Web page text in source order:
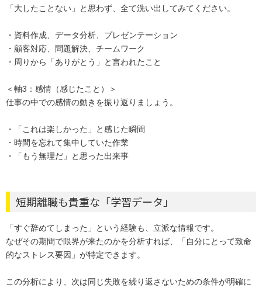
「大したことない」と思わず、全て洗い出してみてください。
・資料作成、データ分析、プレゼンテーション
・顧客対応、問題解決、チームワーク
・周りから「ありがとう」と言われたこと
＜軸3：感情（感じたこと）＞
仕事の中での感情の動きを振り返りましょう。
・「これは楽しかった」と感じた瞬間
・時間を忘れて集中していた作業
・「もう無理だ」と思った出来事
短期離職も貴重な「学習データ」
「すぐ辞めてしまった」という経験も、立派な情報です。
なぜその期間で限界が来たのかを分析すれば、「自分にとって致命
的なストレス要因」が特定できます。
この分析により、次は同じ失敗を繰り返さないための条件が明確に